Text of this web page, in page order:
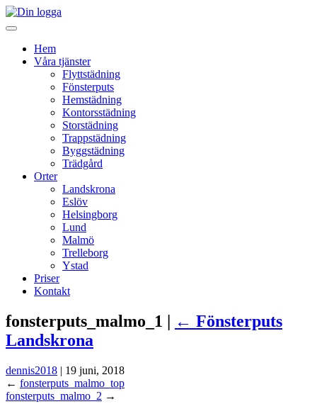
Hem
Våra tjänster
Flyttstädning
Fönsterputs
Hemstädning
Kontorsstädning
Storstädning
Trappstädning
Byggstädning
Trädgård
Orter
Landskrona
Eslöv
Helsingborg
Lund
Malmö
Trelleborg
Ystad
Priser
Kontakt
fonsterputs_malmo_1 | ← Fönsterputs
Landskrona
dennis2018 | 19 juni, 2018
← fonsterputs_malmo_top
fonsterputs_malmo_2 →